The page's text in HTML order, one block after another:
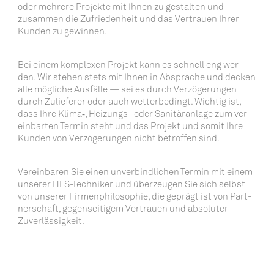
oder meh­re­re Pro­jek­te mit Ihnen zu gestal­ten und
zusam­men die Zufrie­den­heit und das Ver­trau­en Ihrer
Kun­den zu gewinnen.
Bei einem kom­ple­xen Pro­jekt kann es schnell eng wer­
den. Wir ste­hen stets mit Ihnen in Abspra­che und decken
alle mög­li­che Aus­fäl­le — sei es durch Ver­zö­ge­run­gen
durch Zulie­fe­rer oder auch wet­ter­be­dingt. Wich­tig ist,
dass Ihre Klima‑, Hei­zungs- oder Sani­tär­an­la­ge zum ver­
ein­bar­ten Ter­min steht und das Pro­jekt und somit Ihre
Kun­den von Ver­zö­ge­run­gen nicht betrof­fen sind.
Ver­ein­ba­ren Sie einen unver­bind­li­chen Ter­min mit einem
unse­rer HLS-Tech­ni­ker und über­zeu­gen Sie sich selbst
von unse­rer Fir­men­phi­lo­so­phie, die geprägt ist von Part­
ner­schaft, gegen­sei­ti­gem Ver­trau­en und abso­lu­ter
Zuverlässigkeit.